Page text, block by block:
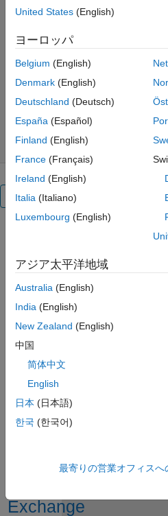
Teaching-Resources/Mass-
MathWorks Educator
Content Development Team
バージョン 1.1
(7.1 MB)
ダウンロード: 290 件
0.00/5(0) 2021/7/30
概要
マス
ダン
パー
シス
テム
United States (English)
ヨーロッパ
Belgium (English)
Denmark (English)
Deutschland (Deutsch)
España (Español)
Finland (English)
France (Français)
Ireland (English)
Italia (Italiano)
Luxembourg (English)
アジア太平洋地域
Australia (English)
India (English)
New Zealand (English)
中国
简体中文
English
日本 (日本語)
한국 (한국어)
最寄りの営業オフィスへ